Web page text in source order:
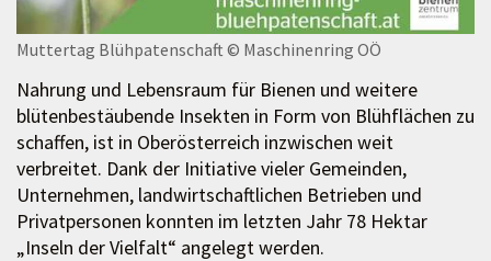
Muttertag Blühpatenschaft © Maschinenring OÖ
Nahrung und Lebensraum für Bienen und weitere
blütenbestäubende Insekten in Form von Blühflächen zu
schaffen, ist in Oberösterreich inzwischen weit
verbreitet. Dank der Initiative vieler Gemeinden,
Unternehmen, landwirtschaftlichen Betrieben und
Privatpersonen konnten im letzten Jahr 78 Hektar
„Inseln der Vielfalt“ angelegt werden.